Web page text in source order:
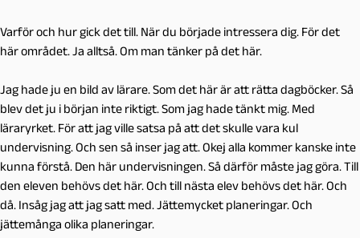
Varför och hur gick det till. När du började intressera dig. För det
här området. Ja alltså. Om man tänker på det här.
Jag hade ju en bild av lärare. Som det här är att rätta dagböcker. Så
blev det ju i början inte riktigt. Som jag hade tänkt mig. Med
läraryrket. För att jag ville satsa på att det skulle vara kul
undervisning. Och sen så inser jag att. Okej alla kommer kanske inte
kunna förstå. Den här undervisningen. Så därför måste jag göra. Till
den eleven behövs det här. Och till nästa elev behövs det här. Och
då. Insåg jag att jag satt med. Jättemycket planeringar. Och
jättemånga olika planeringar.